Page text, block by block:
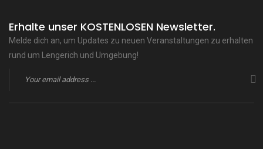
Erhalte unser KOSTENLOSEN Newsletter.
Melde dich an, um Updates zu neuen Veranstaltungen zu erhalten
rund um Lengerich und Umgebung!